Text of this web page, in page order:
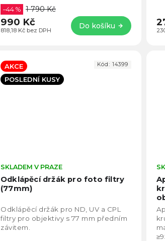
818,18 Kč bez DPH
–44 % 1 790 Kč
990 Kč Do košíku
AKCE
POSLEDNÍ KUSY
Odklápěcí držák pro foto filtry
(77mm)
produktu
SKLADEM V PRAZE
Odklápěcí držák pro ND, UV a CPL
filtry pro objektivy s 77 mm předním
závitem.
Kód: 14399